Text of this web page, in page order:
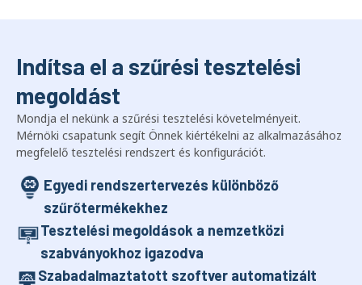
Indítsa el a szűrési tesztelési
megoldást
Mondja el nekünk a szűrési tesztelési követelményeit.
Mérnöki csapatunk segít Önnek kiértékelni az alkalmazásához
megfelelő tesztelési rendszert és konfigurációt.
Egyedi rendszertervezés különböző
szűrőtermékekhez
Tesztelési megoldások a nemzetközi
szabványokhoz igazodva
Szabadalmaztatott szoftver automatizált